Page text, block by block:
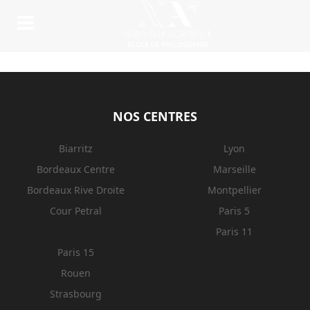
NOS CENTRES
Biarritz
Bordeaux Centre
Bordeaux Rive Droite
Cour Petral
Lyon
Marseille
Montpellier
Paris 5
Paris 11
Paris 15
Rouen
Strasbourg